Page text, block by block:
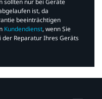
sollten nur bei Geräte
ist, da
beeinträchtigen
Kundendienst, wenn Sie
Reparatur Ihres Geräts